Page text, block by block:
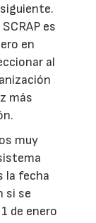
es
en
al
más
muy
la fecha
si se
de enero